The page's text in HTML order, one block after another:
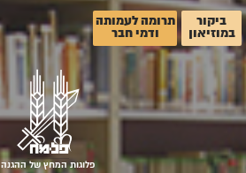
ביקור
במוזיאון
תרומה לעמותה
ודמי חבר
פלוגות המחץ של ההגנה